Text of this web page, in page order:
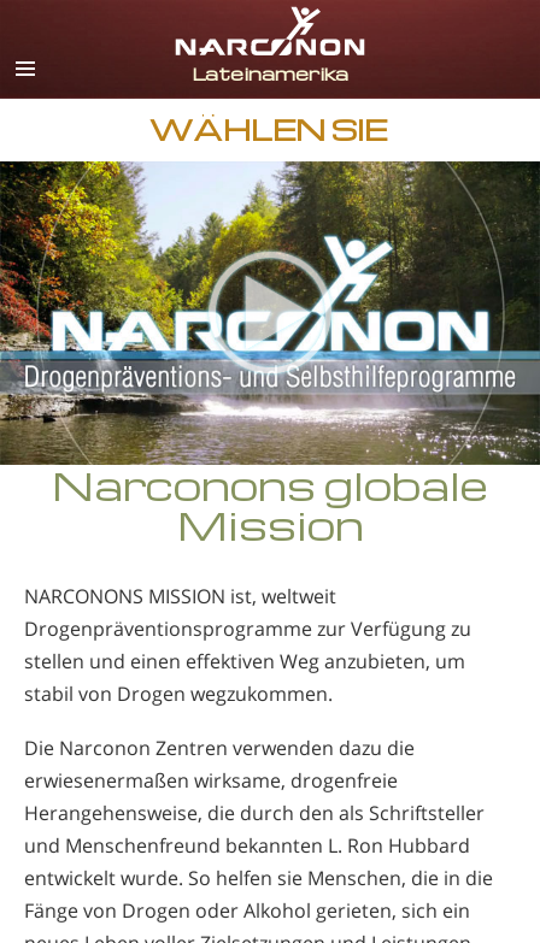
Spanisch
Englisch
Portugiesisch
Italienisch
Französisch
Niederländisch
Deutsch
Kroatisch
Alle Regionen/Sprachen
WÄHLEN SIE
Narconons globale
Mission
NARCONONS MISSION ist, weltweit
Drogenpräventions­programme zur Verfügung zu
stellen und einen effektiven Weg anzubieten, um
stabil von Drogen wegzukommen.
Die Narconon Zentren verwenden dazu die
erwiesener­maßen wirksame, drogenfreie
Herangehensweise, die durch den als Schriftsteller
und Menschenfreund bekannten L. Ron Hubbard
entwickelt wurde. So helfen sie Menschen, die in die
Fänge von Drogen oder Alkohol gerieten, sich ein